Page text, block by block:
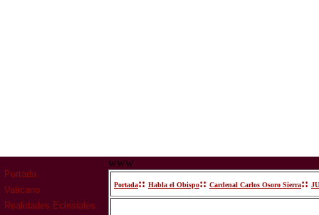
Portada
Vaticano
Realidades Eclesiales
www
Portada:: Habla el Obispo:: Cardenal Carlos Osoro Sierra::